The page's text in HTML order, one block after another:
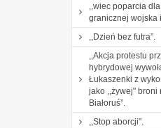
,,wiec poparcia
granicznej wojska i
,,Dzień bez futra”.
,,Akcja protestu
hybrydowej
Łukaszenki z
jako ,,żywej" broni
Białoruś”.
,,Stop aborcji".